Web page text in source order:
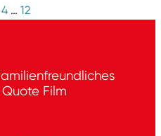
4 … 12
Quote Film